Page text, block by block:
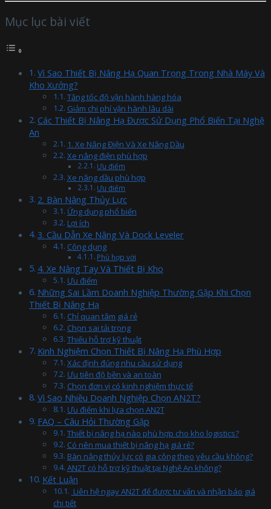
Mục lục bài viết
Vì Sao Thiết Bị Nâng Hạ Quan Trọng Trong Nhà Máy Và
Kho Xưởng?
Tăng tốc độ vận hành hàng hóa
Giảm chi phí vận hành lâu dài
Các Thiết Bị Nâng Hạ Được Sử Dụng Phổ Biến Tại Nghệ
An
1. Xe Nâng Điện Và Xe Nâng Dầu
Xe nâng điện phù hợp
Ưu điểm
Xe nâng dầu phù hợp
Ưu điểm
2. Bàn Nâng Thủy Lực
Ứng dụng phổ biến
Lợi ích
3. Cầu Dẫn Xe Nâng Và Dock Leveler
Công dụng
Phù hợp với
4. Xe Nâng Tay Và Thiết Bị Kho
Ưu điểm
Những Sai Lầm Doanh Nghiệp Thường Gặp Khi Chọn
Thiết Bị Nâng Hạ
Chỉ quan tâm giá rẻ
Chọn sai tải trọng
Thiếu hỗ trợ kỹ thuật
Kinh Nghiệm Chọn Thiết Bị Nâng Hạ Phù Hợp
Xác định đúng nhu cầu sử dụng
Ưu tiên độ bền và an toàn
Chọn đơn vị có kinh nghiệm thực tế
Vì Sao Nhiều Doanh Nghiệp Chọn AN2T?
Ưu điểm khi lựa chọn AN2T
FAQ – Câu Hỏi Thường Gặp
Thiết bị nâng hạ nào phù hợp cho kho logistics?
Có nên mua thiết bị nâng hạ giá rẻ?
Bàn nâng thủy lực có gia công theo yêu cầu không?
AN2T có hỗ trợ kỹ thuật tại Nghệ An không?
Kết Luận
Liên hệ ngay AN2T để được tư vấn và nhận báo giá
chi tiết